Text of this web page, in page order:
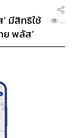
มีสิทธิใช้
ย พลัส’
...